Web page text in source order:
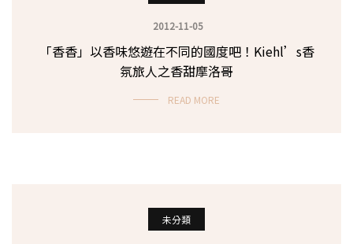
2012-11-05
「香香」以香味悠遊在不同的國度吧！Kiehl’s香
氛旅人之香甜摩洛哥
READ MORE
未分類